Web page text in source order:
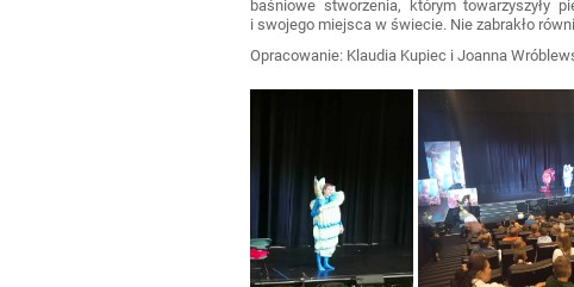
baśniowe stworzenia, którym towarzyszyły
i swojego miejsca w świecie. Nie zabrakło
Opracowanie: Klaudia Kupiec i Joanna